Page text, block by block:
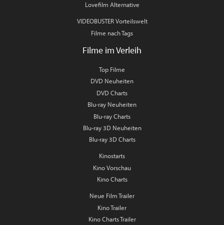
Lovefilm Alternative
VIDEOBUSTER Vorteilswelt
Filme nach Tags
Filme im Verleih
Top Filme
DVD Neuheiten
DVD Charts
Blu-ray Neuheiten
Blu-ray Charts
Blu-ray 3D Neuheiten
Blu-ray 3D Charts
Kinostarts
Kino Vorschau
Kino Charts
Neue Film Trailer
Kino Trailer
Kino Charts Trailer